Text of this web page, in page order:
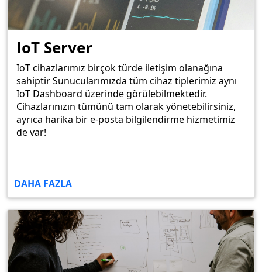
IoT Server
IoT cihazlarımız birçok türde iletişim olanağına
sahiptir Sunucularımızda tüm cihaz tiplerimiz aynı
IoT Dashboard üzerinde görülebilmektedir.
Cihazlarınızın tümünü tam olarak yönetebilirsiniz,
ayrıca harika bir e-posta bilgilendirme hizmetimiz
de var!
DAHA FAZLA